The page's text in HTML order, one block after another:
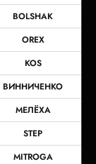
BOLSHAK
OREX
KOS
ВИННИЧЕНКО
МЕЛЁХА
STEP
MITROGA